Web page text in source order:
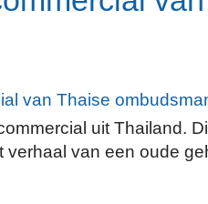
uit Thailand.
verhaal van een oude